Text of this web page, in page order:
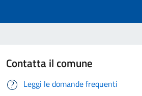
Contatta il comune
Leggi le domande frequenti